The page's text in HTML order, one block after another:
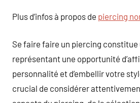
Plus d’infos à propos de piercing
Se faire faire un piercing
représentant une opportunité
personnalité et d’embellir votre
crucial de considérer